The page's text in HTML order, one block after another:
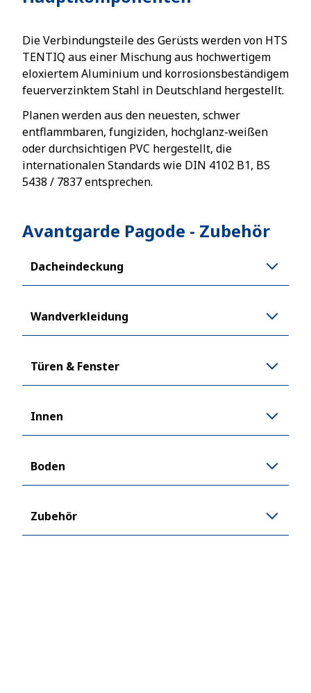
Die Verbindungsteile des Gerüsts werden von HTS
TENTIQ aus einer Mischung aus hochwertigem
eloxiertem Aluminium und korrosionsbeständigem
feuerverzinktem Stahl in Deutschland hergestellt.
Planen werden aus den neuesten, schwer
entflammbaren, fungiziden, hochglanz-weißen
oder durchsichtigen PVC hergestellt, die
internationalen Standards wie DIN 4102 B1, BS
5438 / 7837 entsprechen.
Avantgarde Pagode - Zubehör
Dacheindeckung
Wandverkleidung
Türen & Fenster
Innen
Boden
Zubehör